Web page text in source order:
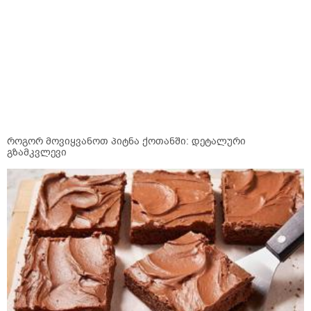
როგორ მოვიყვანოთ პიტნა ქოთანში: დეტალური
გზამკვლევი